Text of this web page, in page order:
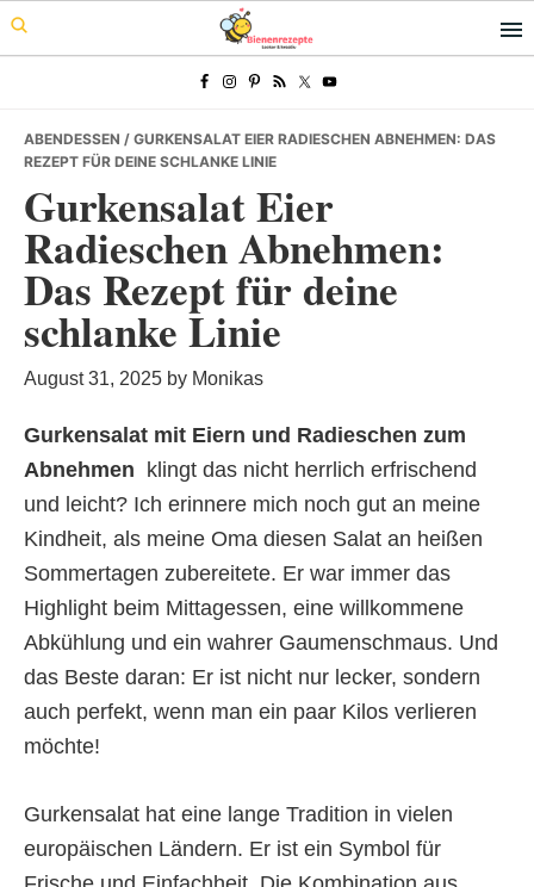
Skip
to
Skip
to
Skip
to
ABENDESSEN / GURKENSALAT EIER RADIESCHEN ABNEHMEN: DAS
REZEPT FÜR DEINE SCHLANKE LINIE
Gurkensalat Eier
Radieschen Abnehmen:
Das Rezept für deine
schlanke Linie
August 31, 2025 by Monikas
Gurkensalat mit Eiern und Radieschen zum
Abnehmen  klingt das nicht herrlich erfrischend
und leicht? Ich erinnere mich noch gut an meine
Kindheit, als meine Oma diesen Salat an heißen
Sommertagen zubereitete. Er war immer das
Highlight beim Mittagessen, eine willkommene
Abkühlung und ein wahrer Gaumenschmaus. Und
das Beste daran: Er ist nicht nur lecker, sondern
auch perfekt, wenn man ein paar Kilos verlieren
möchte!
Gurkensalat hat eine lange Tradition in vielen
europäischen Ländern. Er ist ein Symbol für